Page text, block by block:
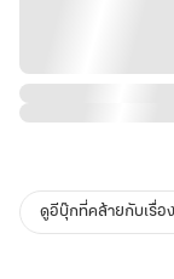
ดูอีบุ๊กที่คล้ายกับเรื่อ